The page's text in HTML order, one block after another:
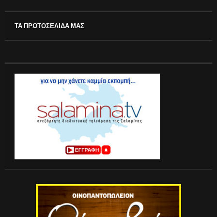
ΤΑ ΠΡΩΤΟΣΕΛΙΔΑ ΜΑΣ